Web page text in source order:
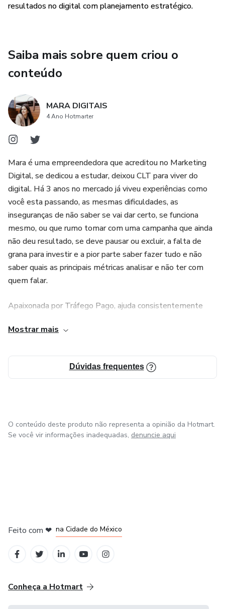
resultados no digital com planejamento estratégico.
Saiba mais sobre quem criou o
conteúdo
MARA DIGITAIS
4 Ano Hotmarter
Mara é uma empreendedora que acreditou no Marketing
Digital, se dedicou a estudar, deixou CLT para viver do
digital. Há 3 anos no mercado já viveu experiências como
você esta passando, as mesmas dificuldades, as
inseguranças de não saber se vai dar certo, se funciona
mesmo, ou que rumo tomar com uma campanha que ainda
não deu resultado, se deve pausar ou excluir, a falta de
grana para investir e a pior parte saber fazer tudo e não
saber quais as principais métricas analisar e não ter com
quem falar.
Apaixonada por Tráfego Pago, ajuda consistentemente
programas como o Como Começar do Zero individual para
desenharem a vida nos seus próprios termos e
conquistarem as três liberdades: financeira, geográfica e de
enrolação ou falsas expectativas, com respeito pela fase
que você esta vivendo e direcionando para seu próximo
Mostrar mais
Dúvidas frequentes
O conteúdo deste produto não representa a opinião da Hotmart.
Se você vir informações inadequadas, denuncie aqui
Feito com ❤ na Cidade do México
Conheça a Hotmart